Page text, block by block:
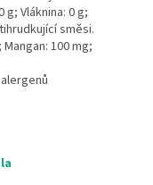
Vláknina: 0 g;
směsi.
100 mg;